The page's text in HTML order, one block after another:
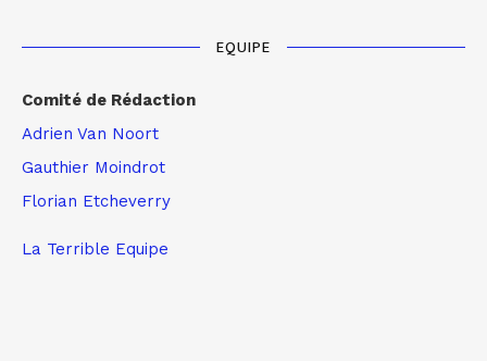
EQUIPE
Comité de Rédaction
Adrien Van Noort
Gauthier Moindrot
Florian Etcheverry
La Terrible Equipe